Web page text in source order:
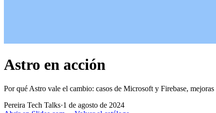
Astro en acción
Por qué Astro vale el cambio: casos de Microsoft y Firebase,
Pereira Tech Talks·1 de agosto de 2024